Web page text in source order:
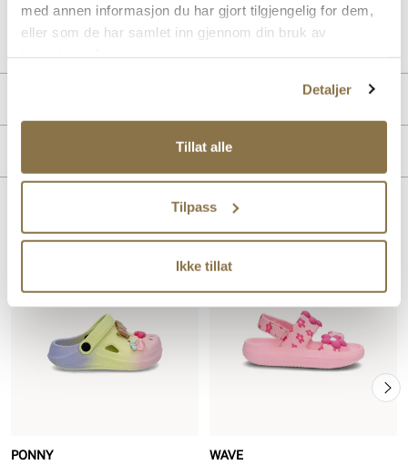
med annen informasjon du har gjort tilgjengelig for dem,
eller som de har samlet inn gjennom din bruk av
Detaljer
Tillat alle
Tilpass
Ikke tillat
Art. nr 72433403
Lev. art. nr1024566
Lignende produkter
PONNY
WAVE